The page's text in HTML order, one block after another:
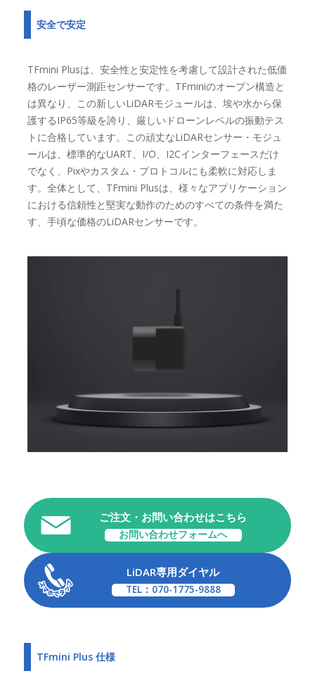
安全で安定
TFmini Plusは、安全性と安定性を考慮して設計された低価
格のレーザー測距センサーです。TFminiのオープン構造と
は異なり、この新しいLiDARモジュールは、埃や水から保
護するIP65等級を誇り、厳しいドローンレベルの振動テス
トに合格しています。この頑丈なLiDARセンサー・モジュ
ールは、標準的なUART、I/O、I2Cインターフェースだけ
でなく、Pixやカスタム・プロトコルにも柔軟に対応しま
す。全体として、TFmini Plusは、様々なアプリケーション
における信頼性と堅実な動作のためのすべての条件を満た
す、手頃な価格のLiDARセンサーです。
ご注文・お問い合わせはこちら
お問い合わせフォームへ
LiDAR専用ダイヤル
TEL：070-1775-9888
TFmini Plus 仕様